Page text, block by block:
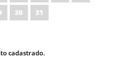
30 31
cadastrado.